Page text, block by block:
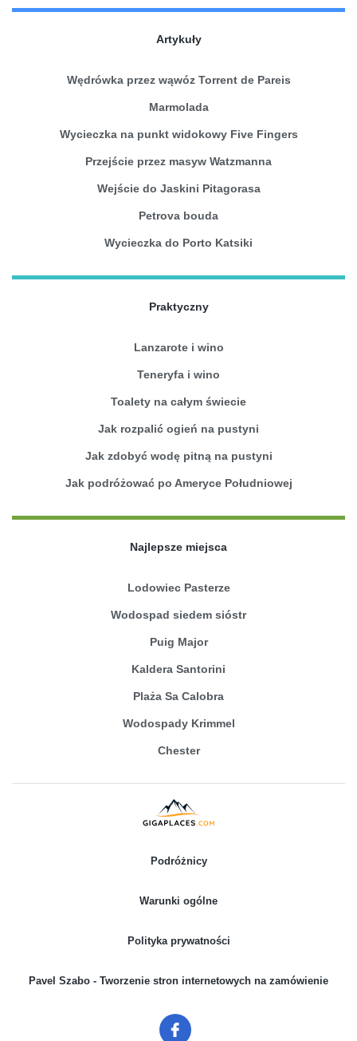
Artykuły
Wędrówka przez wąwóz Torrent de Pareis
Marmolada
Wycieczka na punkt widokowy Five Fingers
Przejście przez masyw Watzmanna
Wejście do Jaskini Pitagorasa
Petrova bouda
Wycieczka do Porto Katsiki
Praktyczny
Lanzarote i wino
Teneryfa i wino
Toalety na całym świecie
Jak rozpalić ogień na pustyni
Jak zdobyć wodę pitną na pustyni
Jak podróżować po Ameryce Południowej
Najlepsze miejsca
Lodowiec Pasterze
Wodospad siedem sióstr
Puig Major
Kaldera Santorini
Plaża Sa Calobra
Wodospady Krimmel
Chester
Podróżnicy
Warunki ogólne
Polityka prywatności
Pavel Szabo - Tworzenie stron internetowych na zamówienie